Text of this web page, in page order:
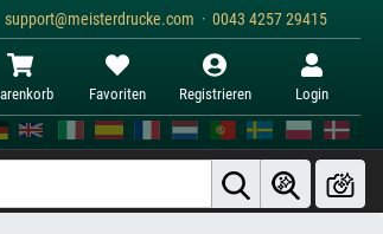
support@meisterdrucke.com · 0043 4257 29415
Favoriten Registrieren Login